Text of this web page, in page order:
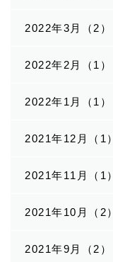
2022年3月（2）
2022年2月（1）
2022年1月（1）
2021年12月（1）
2021年11月（1）
2021年10月（2）
2021年9月（2）